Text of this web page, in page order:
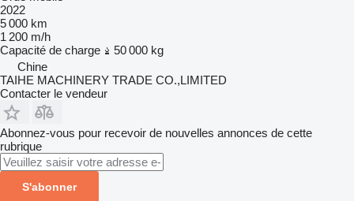
2022
5 000 km
1 200 m/h
Capacité de charge
50 000 kg
Chine
TAIHE MACHINERY TRADE CO.,LIMITED
Contacter le vendeur
Abonnez-vous pour recevoir de nouvelles annonces de cette
rubrique
S'abonner